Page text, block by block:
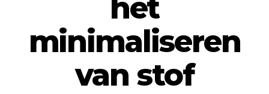
het
minimaliseren
van stof